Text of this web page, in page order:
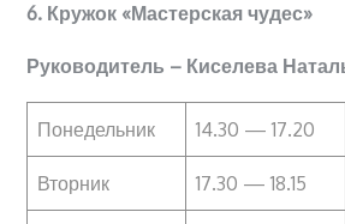
6. Кружок «Мастерская чудес»
Руководитель – Киселева
Понедельник 14.30 — 17.20
Вторник 17.30 — 18.15